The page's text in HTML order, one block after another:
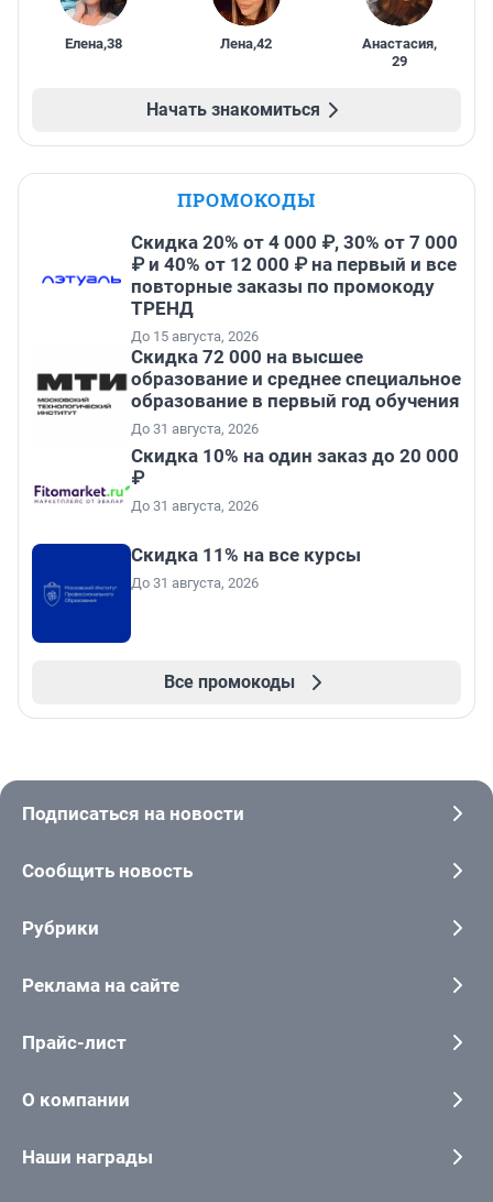
Елена,38 Лена,42 Анастасия,
29
Начать знакомиться
ПРОМОКОДЫ
Скидка 20% от 4 000 ₽, 30% от 7 000
₽ и 40% от 12 000 ₽ на первый и все
повторные заказы по промокоду
ТРЕНД
До 15 августа, 2026
Скидка 72 000 на высшее
образование и среднее специальное
образование в первый год обучения
До 31 августа, 2026
Скидка 10% на один заказ до 20 000
₽
До 31 августа, 2026
Скидка 11% на все курсы
До 31 августа, 2026
Все промокоды
Подписаться на новости
Сообщить новость
Рубрики
Реклама на сайте
Прайс-лист
О компании
Наши награды